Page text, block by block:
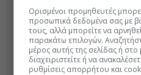
Ορισμένοι προμηθευτές
προσωπικά δεδομένα σας με
τους, αλλά μπορείτε να
παρακάτω επιλογών.
μέρος αυτής της σελίδας ή
διαχειριστείτε ή να
ρυθμίσεις απορρήτου και